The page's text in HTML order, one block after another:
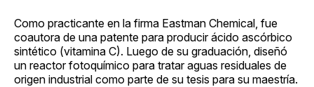
Como practicante en la firma Eastman Chemical, fue
coautora de una patente para producir ácido ascórbico
sintético (vitamina C). Luego de su graduación, diseñó
un reactor fotoquímico para tratar aguas residuales de
origen industrial como parte de su tesis para su maestría.